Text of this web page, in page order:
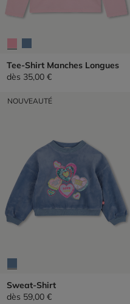
Tee-Shirt Manches Longues
dès 35,00 €
NOUVEAUTÉ
Sweat-Shirt
dès 59,00 €